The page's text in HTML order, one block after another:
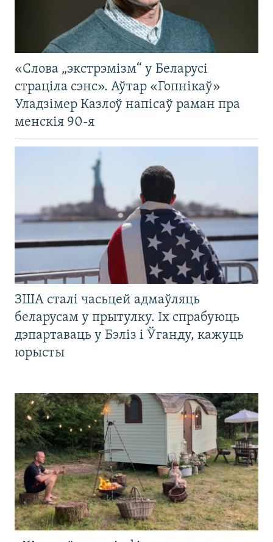
«Слова „экстрэмізм“ у Беларусі
страціла сэнс». Аўтар «Гопнікаў»
Уладзімер Казлоў напісаў раман пра
менскія 90-я
ЗША сталі часьцей адмаўляць
беларусам у прытулку. Іх спрабуюць
дэпартаваць у Бэліз і Ўганду, кажуць
юрысты